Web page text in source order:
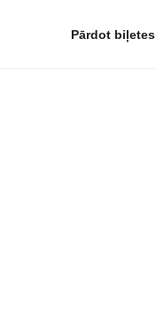
Pārdot biļetes